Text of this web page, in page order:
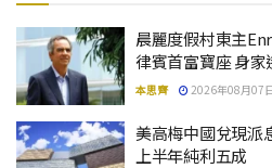
晨麗度假村東主
律賓首富寶座 身家
本思齊 2026年08月07
美高梅中國兌現派
上半年純利五成